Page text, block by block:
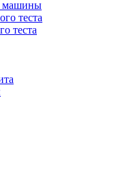
машины
теста
теста